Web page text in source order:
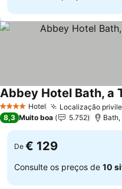
4 EstrelasHotel Localização
Abbey Hotel Bath, a
8,3 Muito boa 5.752
De € 129
Consulte os preços de 10